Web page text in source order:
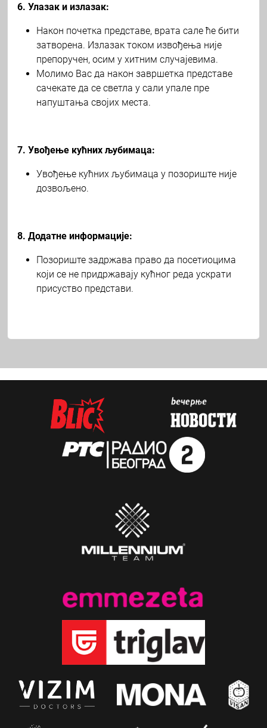
6. Улазак и излазак:
Након почетка представе, врата сале ће бити
затворена. Излазак током извођења није
препоручен, осим у хитним случајевима.
Молимо Вас да након завршетка представе
сачекате да се светла у сали упале пре
напуштања својих места.
7. Увођење кућних љубимаца:
Увођење кућних љубимаца у позориште није
дозвољено.
8. Додатне информације:
Позориште задржава право да посетиоцима
који се не придржавају кућног реда ускрати
присуство представи.